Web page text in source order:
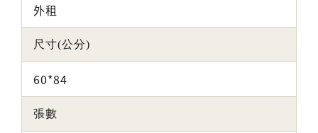
外租
尺寸(公分)
60*84
張數